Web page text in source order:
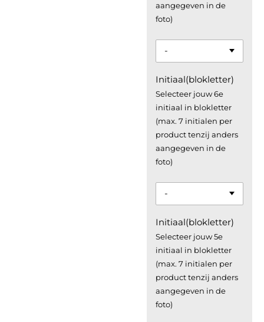
aangegeven in de
foto)
Initiaal(blokletter)
Selecteer jouw 6e
initiaal in blokletter
(max. 7 initialen per
product tenzij anders
aangegeven in de
foto)
Initiaal(blokletter)
Selecteer jouw 5e
initiaal in blokletter
(max. 7 initialen per
product tenzij anders
aangegeven in de
foto)